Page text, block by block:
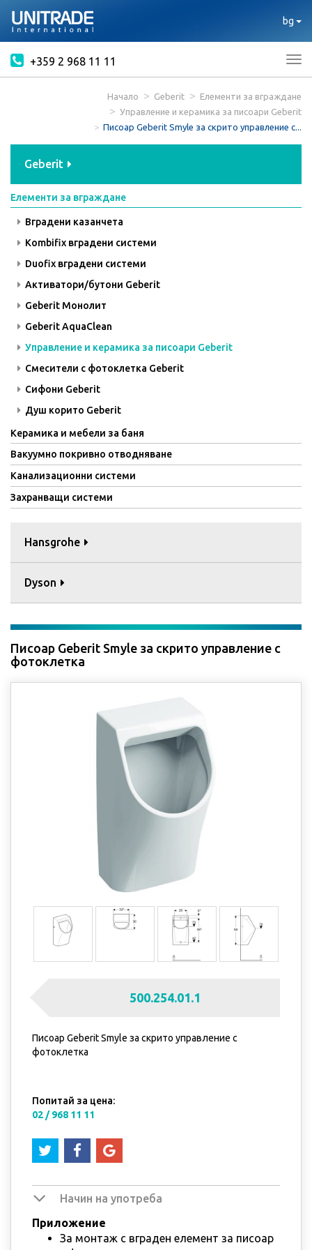
bg
+359 2 968 11 11
Начало Geberit
Елементи за вграждане
Управление и керамика за писоари Geberit
Писоар Geberit Smyle за скрито управление с...
Geberit
Елементи за вграждане
Вградени казанчета
Kombifix вградени системи
Duofix вградени системи
Активатори/бутони Geberit
Geberit Монолит
Geberit AquaClean
Управление и керамика за писоари Geberit
Смесители с фотоклетка Geberit
Сифони Geberit
Душ корито Geberit
Керамика и мебели за баня
Вакуумно покривно отводняване
Канализационни системи
Захранващи системи
Hansgrohe
Dyson
Писоар Geberit Smyle за скрито управление с
фотоклетка
500.254.01.1
Писоар Geberit Smyle за скрито управление с
фотоклетка
Попитай за цена:
02 / 968 11 11
Начин на употреба
Приложение
За монтаж с вграден елемент за писоар